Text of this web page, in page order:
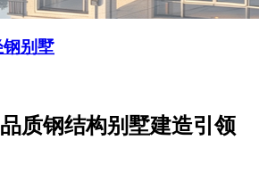
别墅
质钢结构别墅建造引领